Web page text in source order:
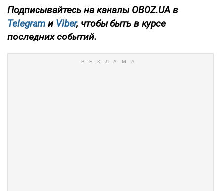
Подписывайтесь на каналы OBOZ.UA в
Telegram и Viber, чтобы быть в курсе
последних событий.